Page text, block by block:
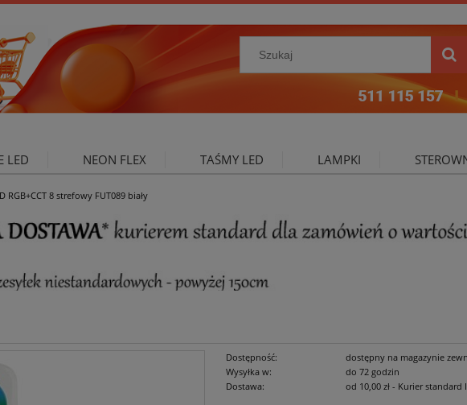
LED NEON FLEX TAŚMY LED LAMPKI
ZEWNĘTRZNE
RGB+CCT 8 strefowy FUT089 biały
Dostępność:
dostępny na magazynie
Wysyłka w:
do 72 godzin
Dostawa:
od 10,00 zł - Kurier standard